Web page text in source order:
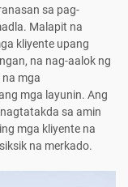
sa pag-
Malapit na
kliyente upang
na nag-aalok ng
mga
mga layunin. Ang
sa amin
mga kliyente na
na merkado.